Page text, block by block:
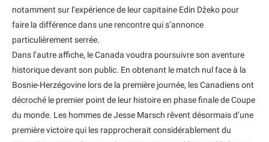
notamment sur l’expérience de leur capitaine Edin Džeko pour
faire la différence dans une rencontre qui s’annonce
particulièrement serrée.
Dans l’autre affiche, le Canada voudra poursuivre son aventure
historique devant son public. En obtenant le match nul face à la
Bosnie-Herzégovine lors de la première journée, les Canadiens ont
décroché le premier point de leur histoire en phase finale de Coupe
du monde. Les hommes de Jesse Marsch rêvent désormais d’une
première victoire qui les rapprocherait considérablement du